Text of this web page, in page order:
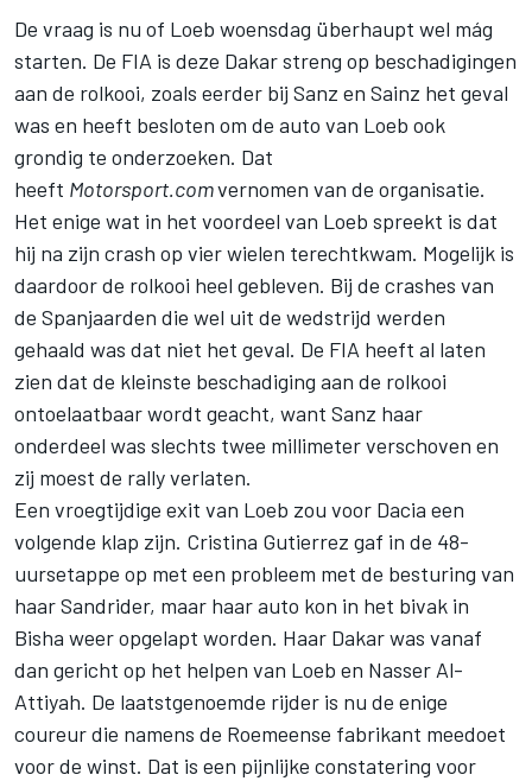
De vraag is nu of Loeb woensdag überhaupt wel mág
starten. De FIA is deze Dakar streng op beschadigingen
aan de rolkooi, zoals eerder bij Sanz en Sainz het geval
was en heeft besloten om de auto van Loeb ook
grondig te onderzoeken. Dat
heeft Motorsport.comvernomen van de organisatie.
Het enige wat in het voordeel van Loeb spreekt is dat
hij na zijn crash op vier wielen terechtkwam. Mogelijk is
daardoor de rolkooi heel gebleven. Bij de crashes van
de Spanjaarden die wel uit de wedstrijd werden
gehaald was dat niet het geval. De FIA heeft al laten
zien dat de kleinste beschadiging aan de rolkooi
ontoelaatbaar wordt geacht, want Sanz haar
onderdeel was slechts twee millimeter verschoven en
zij moest de rally verlaten.
Een vroegtijdige exit van Loeb zou voor Dacia een
volgende klap zijn. Cristina Gutierrez gaf in de 48-
uursetappe op met een probleem met de besturing van
haar Sandrider, maar haar auto kon in het bivak in
Bisha weer opgelapt worden. Haar Dakar was vanaf
dan gericht op het helpen van Loeb en Nasser Al-
Attiyah. De laatstgenoemde rijder is nu de enige
coureur die namens de Roemeense fabrikant meedoet
voor de winst. Dat is een pijnlijke constatering voor